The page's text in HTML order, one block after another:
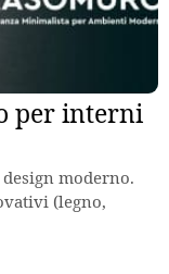
per interni
moderno.
(legno,